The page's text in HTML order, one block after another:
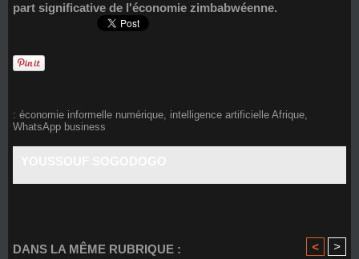
part significative de l'économie zimbabwéenne.
: économie informelle numérique, intelligence artificielle Afrique,
WhatsApp business
DANS LA MÊME RUBRIQUE : < >